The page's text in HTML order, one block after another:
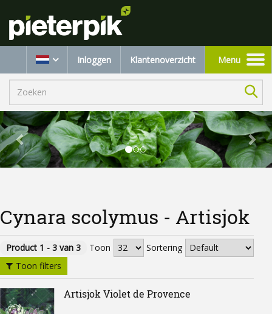
Inloggen Klantenoverzicht
Toggle
navigation
Menu
Cynara scolymus - Artisjok
Product 1 - 3 van 3 Toon
Sortering
Toon filters
Artisjok Violet de Provence